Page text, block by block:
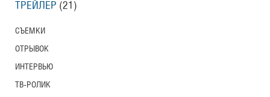
ТРЕЙЛЕР (21)
СЪЕМКИ
ОТРЫВОК
ИНТЕРВЬЮ
ТВ-РОЛИК